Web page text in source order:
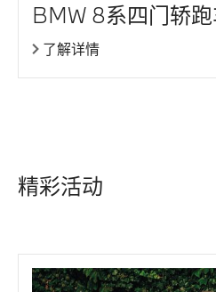
BMW 8系四门轿
了解详情
精彩活动